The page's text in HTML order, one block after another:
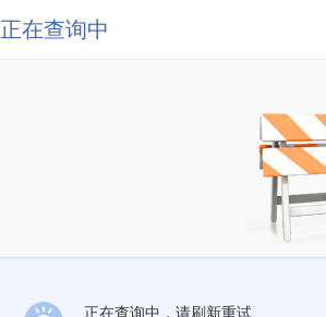
正在查询中
正在查询中，请刷新重试